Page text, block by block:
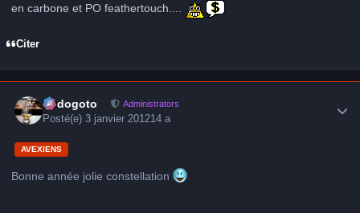
en carbone et PO feathertouch....
Citer
frédogoto Administrators
Posté(e)3 janvier 201214 a
AVEXIENS
Bonne année jolie constellation